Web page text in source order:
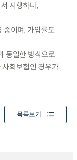
시행하나,
중이며, 가입률도
동일한 방식으로
사회보험인 경우가
목록보기